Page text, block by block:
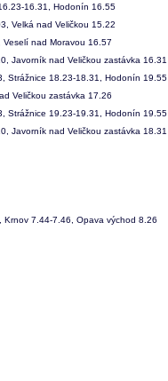
16.31, Hodonín 16.55
Velká nad Veličkou 15.22
nad Moravou 16.57
Javorník nad Veličkou zastávka 16.31
Strážnice 18.23-18.31, Hodonín 19.55
Veličkou zastávka 17.26
Strážnice 19.23-19.31, Hodonín 19.55
Javorník nad Veličkou zastávka 18.31
7.44-7.46, Opava východ 8.26